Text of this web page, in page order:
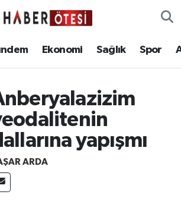
Ekonomi Sağlık Spor
yapışmı
ARDA
Eczaneler
Vakitleri
Yoğunluk Haritası
Durumu ve Fikstür